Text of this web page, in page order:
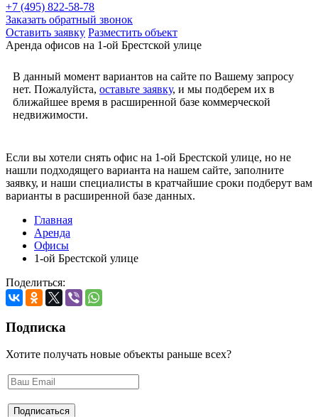
+7 (495) 822-58-78
Заказать обратный звонок
Оставить заявку Разместить объект
Аренда офисов на 1-ой Брестской улице
В данный момент вариантов на сайте по Вашему запросу
нет. Пожалуйста, оставьте заявку, и мы подберем их в
ближайшее время в расширенной базе коммерческой
недвижимости.
Если вы хотели снять офис на 1-ой Брестской улице, но не
нашли подходящего варианта на нашем сайте, заполните
заявку, и наши специалисты в кратчайшие сроки подберут вам
варианты в расширенной базе данных.
Главная
Аренда
Офисы
1-ой Брестской улице
Поделиться:
Подписка
Хотите получать новые объекты раньше всех?